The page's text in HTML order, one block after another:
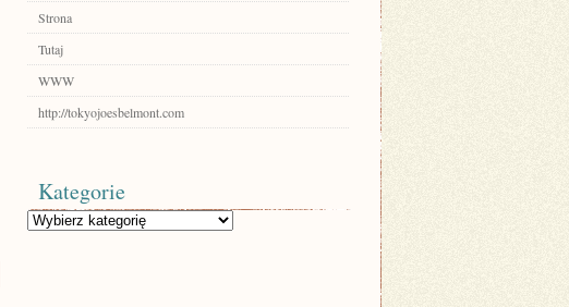
Strona
Tutaj
WWW
http://tokyojoesbelmont.com
Kategorie
Kategorie